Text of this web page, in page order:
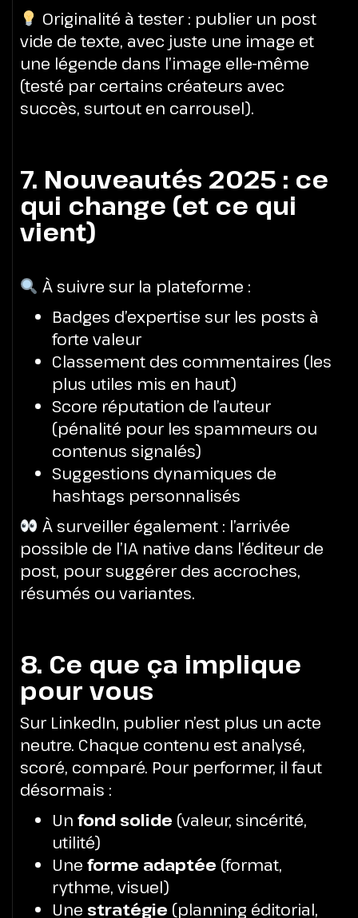
Originalité à tester : publier un post
vide de texte, avec juste une image et
une légende dans l’image elle-même
(testé par certains créateurs avec
succès, surtout en carrousel).
7. Nouveautés 2025 : ce
qui change (et ce qui
vient)
À suivre sur la plateforme :
Badges d’expertise sur les posts à
forte valeur
Classement des commentaires (les
plus utiles mis en haut)
Score réputation de l’auteur
(pénalité pour les spammeurs ou
contenus signalés)
Suggestions dynamiques de
hashtags personnalisés
À surveiller également : l’arrivée
possible de l’IA native dans l’éditeur de
post, pour suggérer des accroches,
résumés ou variantes.
8. Ce que ça implique
pour vous
Sur LinkedIn, publier n’est plus un acte
neutre. Chaque contenu est analysé,
scoré, comparé. Pour performer, il faut
désormais :
Un fond solide (valeur, sincérité,
utilité)
Une forme adaptée (format,
rythme, visuel)
Une stratégie (planning éditorial,